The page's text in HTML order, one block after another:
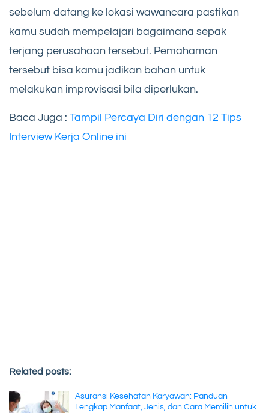
sebelum datang ke lokasi wawancara pastikan
kamu sudah mempelajari bagaimana sepak
terjang perusahaan tersebut. Pemahaman
tersebut bisa kamu jadikan bahan untuk
melakukan improvisasi bila diperlukan.
Baca Juga : Tampil Percaya Diri dengan 12 Tips
Interview Kerja Online ini
Related posts:
Asuransi Kesehatan Karyawan: Panduan
Lengkap Manfaat, Jenis, dan Cara Memilih untuk